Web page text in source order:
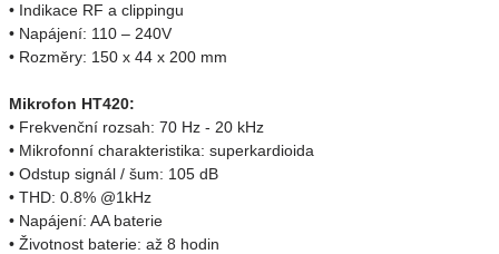
• Indikace RF a clippingu
• Napájení: 110 – 240V
• Rozměry: 150 x 44 x 200 mm
Mikrofon HT420:
• Frekvenční rozsah: 70 Hz - 20 kHz
• Mikrofonní charakteristika: superkardioida
• Odstup signál / šum: 105 dB
• THD: 0.8% @1kHz
• Napájení: AA baterie
• Životnost baterie: až 8 hodin